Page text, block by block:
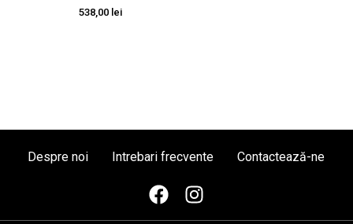
538,00 lei
Despre noi Intrebari frecvente Contactează-ne
F
I